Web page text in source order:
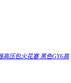
高压包火花塞 黑色GY6高